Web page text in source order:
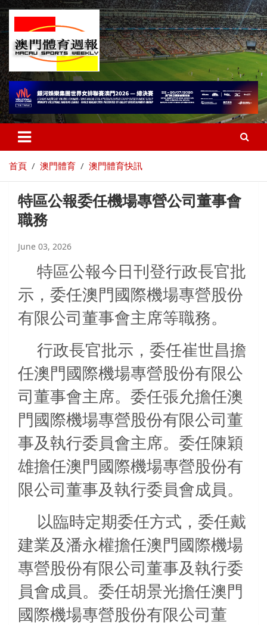
首頁 澳門體育 澳門體育快訊
特區公報委任機場專營公司董事會
職務
June 03, 2026
特區公報今日刊登行政長官批
示，委任澳門國際機場專營股份
有限公司董事會主席等職務。
行政長官批示，委任崔世昌擔
任澳門國際機場專營股份有限公
司董事會主席。委任張允擔任澳
門國際機場專營股份有限公司董
事及執行委員會主席。委任陳穎
雄擔任澳門國際機場專營股份有
限公司董事及執行委員會成員。
以臨時定期委任方式，委任戴
建業及潘永權擔任澳門國際機場
專營股份有限公司董事及執行委
員會成員。委任胡景光擔任澳門
國際機場專營股份有限公司董